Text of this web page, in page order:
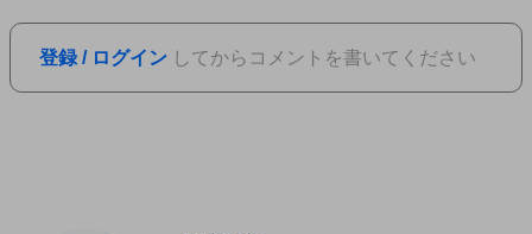
登録 / ログイン してからコメントを書いてください